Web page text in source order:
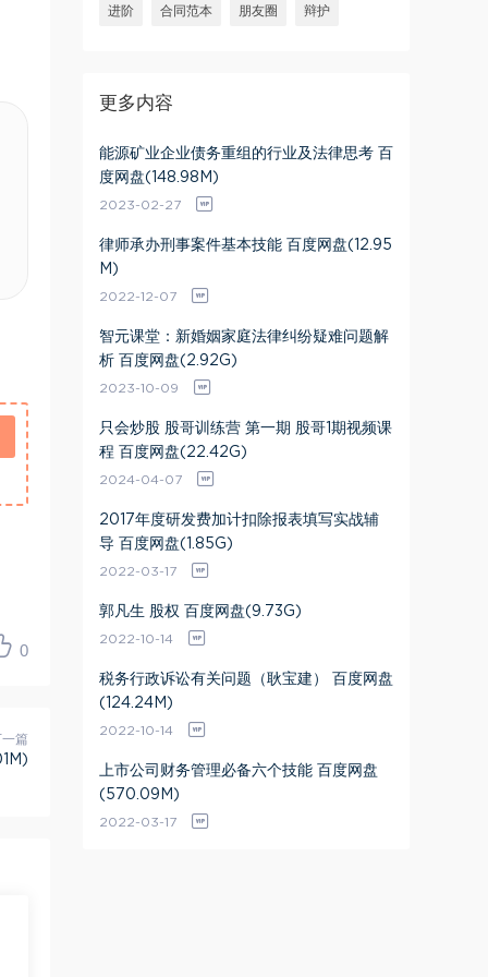
0
篇
进阶 合同范本 朋友圈 辩护
更多内容
能源矿业企业债务重组的行业及法律思考 百
度网盘(148.98M)
2023-02-27
律师承办刑事案件基本技能 百度网盘(12.95
M)
2022-12-07
智元课堂：新婚姻家庭法律纠纷疑难问题解
析 百度网盘(2.92G)
2023-10-09
只会炒股 股哥训练营 第一期 股哥1期视频课
程 百度网盘(22.42G)
2024-04-07
2017年度研发费加计扣除报表填写实战辅
导 百度网盘(1.85G)
2022-03-17
郭凡生 股权 百度网盘(9.73G)
2022-10-14
税务行政诉讼有关问题（耿宝建） 百度网盘
(124.24M)
2022-10-14
上市公司财务管理必备六个技能 百度网盘
(570.09M)
2022-03-17